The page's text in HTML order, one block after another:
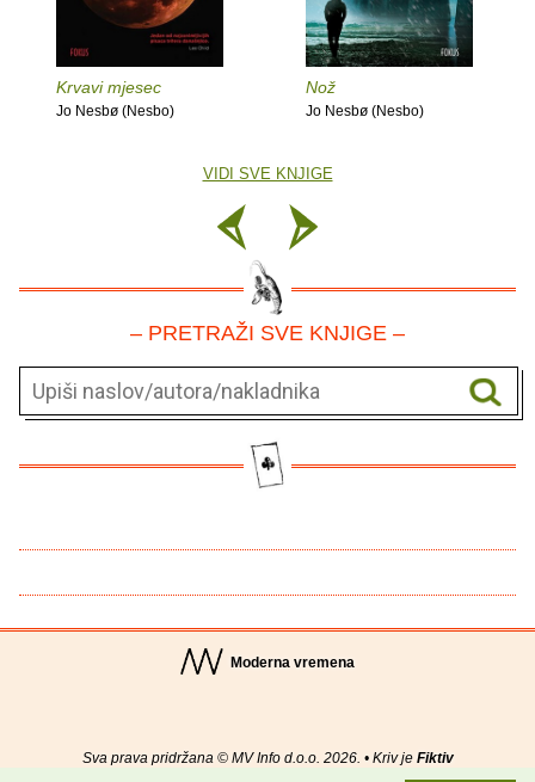
Krvavi mjesec
Jo Nesbø (Nesbo)
Nož
Jo Nesbø (Nesbo)
VIDI SVE KNJIGE
– PRETRAŽI SVE KNJIGE –
Moderna vremena
Sva prava pridržana © MV Info d.o.o. 2026. • Kriv je Fiktiv